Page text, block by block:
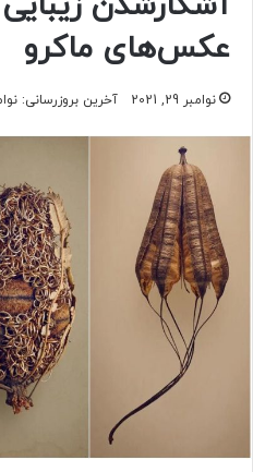
عکس‌های ماکرو
نوامبر 29, 2021 آخرین بروزرسانی: نوامبر 29,